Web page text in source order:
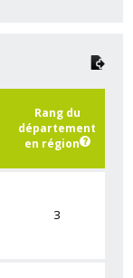
Rang du
département
en région
3